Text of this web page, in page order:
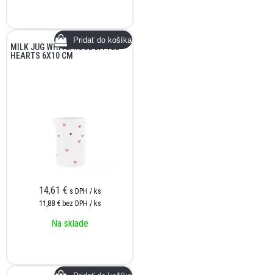
MILK JUG WHITE/ROSE LITTLE
HEARTS 6X10 CM
14,61 € s DPH / ks
11,88 € bez DPH / ks
Na sklade